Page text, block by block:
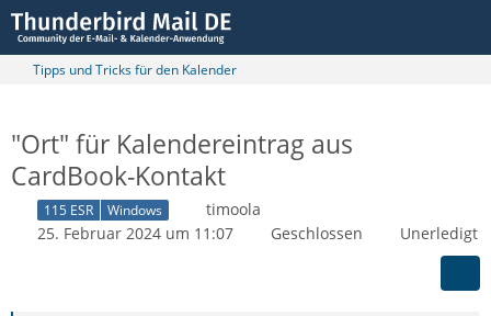
Tipps und Tricks für den Kalender
"Ort" für Kalendereintrag aus
CardBook-Kontakt
115 ESR Windows
timoola
25. Februar 2024 um 11:07
Geschlossen Unerledigt